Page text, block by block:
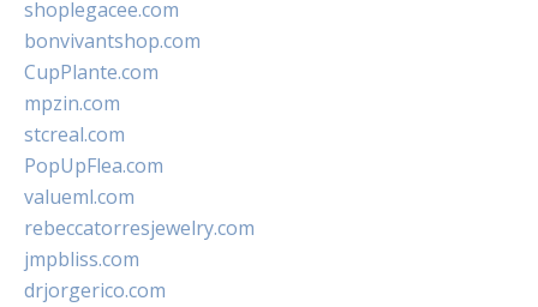
shoplegacee.com
bonvivantshop.com
CupPlante.com
mpzin.com
stcreal.com
PopUpFlea.com
valueml.com
rebeccatorresjewelry.com
jmpbliss.com
drjorgerico.com